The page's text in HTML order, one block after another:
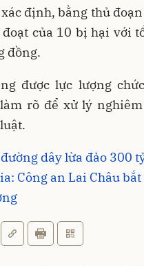
xác định, bằng thủ
của 10 bị hại với
đồng.
được lực lượng
rõ để xử lý
dây lừa đảo 300
Công an Lai Châu